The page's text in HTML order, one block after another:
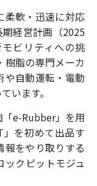
柔軟・迅速に対応
経営計画（2025
ビリティへの挑
樹脂の専門メーカ
や自動運転・電動
います。
e-Rubber」を用
」を初めて出品す
報をやり取りする
クピットモジュ